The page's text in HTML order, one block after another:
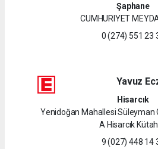
Şaphane
CUMHURIYET
0 (274) 551 23
Yavuz
Hisarcık
Yenidoğan Mahallesi Süleyman
A Hisarcık
9 (027) 448 14